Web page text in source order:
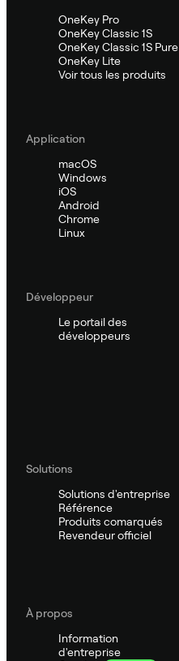
OneKey Pro
OneKey Classic 1S
OneKey Classic 1S Pure
OneKey Lite
Voir tous les produits
Application
macOS
Windows
iOS
Android
Chrome
Linux
Développeur
Le portail des
développeurs
Solutions
Solutions d'entreprise
Référence
Produits comarqués
Revendeur officiel
À propos
Information
d'entreprise